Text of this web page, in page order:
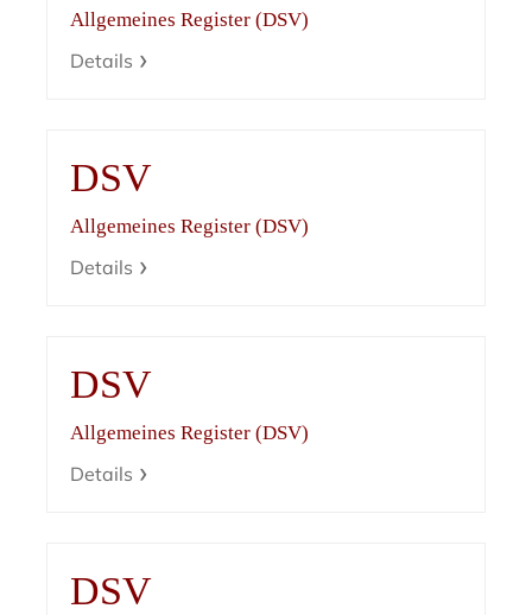
Allgemeines Register (DSV)
Details
DSV
Allgemeines Register (DSV)
Details
DSV
Allgemeines Register (DSV)
Details
DSV